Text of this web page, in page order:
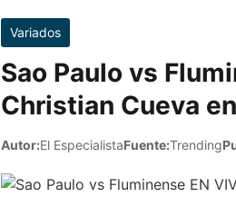
Variados
Sao Paulo vs
Christian Cueva
Autor:El EspecialistaFuente:Trending